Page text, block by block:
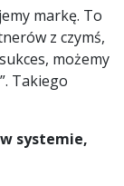
markę. To
z czymś,
możemy
Takiego
systemie,